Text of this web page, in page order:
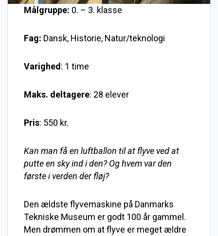
Målgruppe: 0. – 3. klasse
Fag: Dansk, Historie, Natur/teknologi
Varighed: 1 time
Maks. deltagere: 28 elever
Pris: 550 kr.
Kan man få en luftballon til at flyve ved at
putte en sky ind i den? Og hvem var den
første i verden der fløj?
Den ældste flyvemaskine på Danmarks
Tekniske Museum er godt 100 år gammel.
Men drømmen om at flyve er meget ældre